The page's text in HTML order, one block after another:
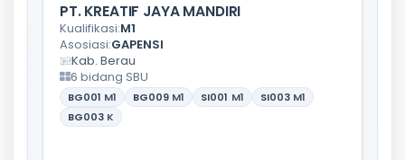
PT. KREATIF JAYA MANDIRI
Kualifikasi:M1
Asosiasi:GAPENSI
Kab. Berau
6 bidang SBU
BG001 M1 BG009 M1 SI001 M1 SI003 M1
BG003 K